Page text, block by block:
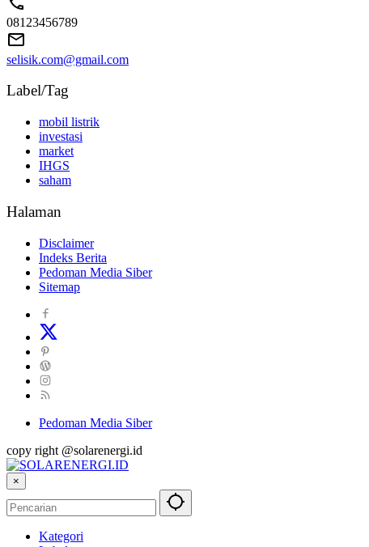
08123456789
selisik.com@gmail.com
Label/Tag
mobil listrik
investasi
market
IHGS
saham
Halaman
Disclaimer
Indeks Berita
Pedoman Media Siber
Sitemap
Pedoman Media Siber
copy right @solarenergi.id
×
Kategori